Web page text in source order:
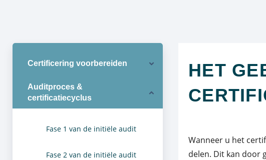
Certificering voorbereiden
Auditproces &
certificatiecyclus
Fase 1 van de initiële audit
Fase 2 van de initiële audit
HET
Wanneer u het
delen. Dit kan door